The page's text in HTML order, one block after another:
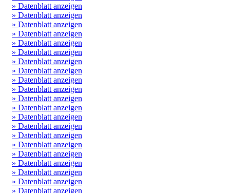
» Datenblatt anzeigen
» Datenblatt anzeigen
» Datenblatt anzeigen
» Datenblatt anzeigen
» Datenblatt anzeigen
» Datenblatt anzeigen
» Datenblatt anzeigen
» Datenblatt anzeigen
» Datenblatt anzeigen
» Datenblatt anzeigen
» Datenblatt anzeigen
» Datenblatt anzeigen
» Datenblatt anzeigen
» Datenblatt anzeigen
» Datenblatt anzeigen
» Datenblatt anzeigen
» Datenblatt anzeigen
» Datenblatt anzeigen
» Datenblatt anzeigen
» Datenblatt anzeigen
» Datenblatt anzeigen